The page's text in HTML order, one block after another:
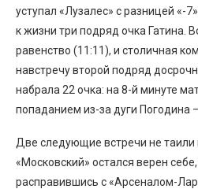
уступал «Лузалес» с разницей «-
к жизни три подряд очка Гатина.
равенство (11:11), и столичная
навстречу второй подряд
набрала 22 очка: на 8-й минуте
попаданием из-за дуги Погодина
Две следующие встречи не таили
«Московский» остался верен себе,
расправившись с «Арсеналом-